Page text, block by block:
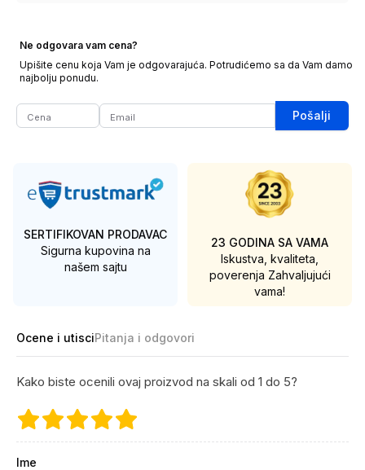
Ne odgovara vam cena?
Upišite cenu koja Vam je odgovarajuća. Potrudićemo sa da Vam damo
najbolju ponudu.
Pošalji
SERTIFIKOVAN PRODAVAC
Sigurna kupovina na
našem sajtu
23 GODINA SA VAMA
Iskustva, kvaliteta,
poverenja Zahvaljujući
vama!
Ocene i utisciPitanja i odgovori
Kako biste ocenili ovaj proizvod na skali od 1 do 5?
Ime